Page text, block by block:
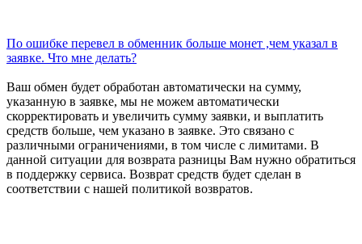
По ошибке перевел в обменник больше монет ,чем указал в
заявке. Что мне делать?
Ваш обмен будет обработан автоматически на сумму,
указанную в заявке, мы не можем автоматически
скорректировать и увеличить сумму заявки, и выплатить
средств больше, чем указано в заявке. Это связано с
различными ограничениями, в том числе с лимитами. В
данной ситуации для возврата разницы Вам нужно обратиться
в поддержку сервиса. Возврат средств будет сделан в
соответствии с нашей политикой возвратов.